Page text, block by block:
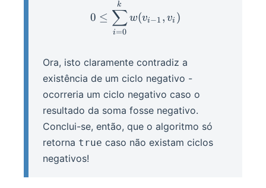
0 ≤
i=0
∑
k
w(vi−1 , vi )
Ora, isto claramente contradiz a
existência de um ciclo negativo -
ocorreria um ciclo negativo caso o
resultado da soma fosse negativo.
Conclui-se, então, que o algoritmo só
retorna true caso não existam ciclos
negativos!